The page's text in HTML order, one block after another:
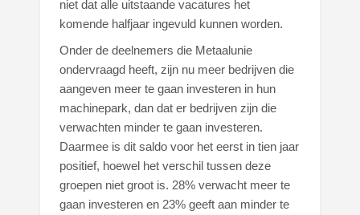
niet dat alle uitstaande vacatures het
komende halfjaar ingevuld kunnen worden.
Onder de deelnemers die Metaalunie
ondervraagd heeft, zijn nu meer bedrijven die
aangeven meer te gaan investeren in hun
machinepark, dan dat er bedrijven zijn die
verwachten minder te gaan investeren.
Daarmee is dit saldo voor het eerst in tien jaar
positief, hoewel het verschil tussen deze
groepen niet groot is. 28% verwacht meer te
gaan investeren en 23% geeft aan minder te